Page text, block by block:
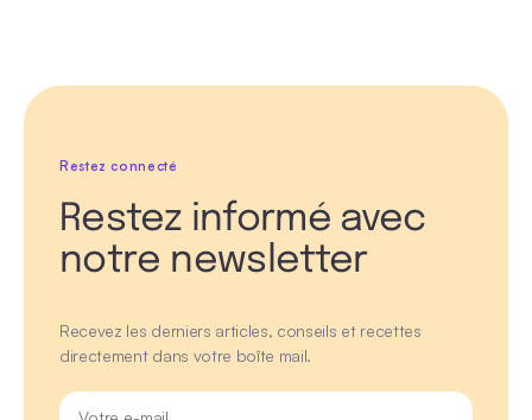
Restez connecté
Restez informé avec
notre newsletter
Recevez les derniers articles, conseils et recettes
directement dans votre boîte mail.